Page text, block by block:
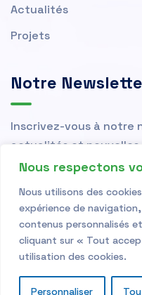
Nous respectons
Nous utilisons des
expérience de
contenus personnalisés
cliquant sur « Tout
utilisation des cookies.
Personnaliser
Actualités
Projets
Notre
Inscrivez-vous à notre
actualités et nouvelles